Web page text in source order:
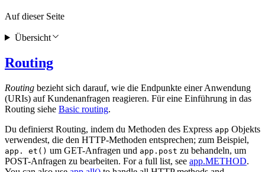
Routing
Routing bezieht sich darauf, wie die Endpunkte einer Anwendung
(URIs) auf Kundenanfragen reagieren. Für eine Einführung in das
Routing siehe Basic routing.
Du definierst Routing, indem du Methoden des Express app Objekts
verwendest, die den HTTP-Methoden entsprechen; zum Beispiel,
app. et() um GET-Anfragen und app.post zu behandeln, um
POST-Anfragen zu bearbeiten. For a full list, see app.METHOD.
Auf dieser Seite
Übersicht